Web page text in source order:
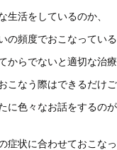
生活をしているのか、
の頻度でおこなってい
からでないと適切な治療
こなう際はできるだけ
に色々なお話をするのが
症状に合わせておこなっ